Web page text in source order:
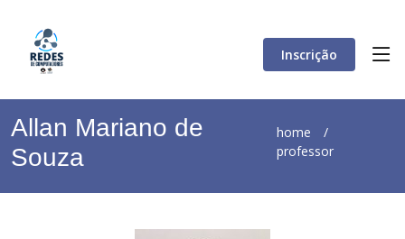
Inscrição
Allan Mariano de
Souza
home /
professor